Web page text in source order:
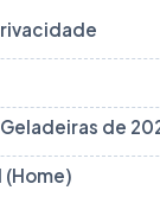
de
(Home)